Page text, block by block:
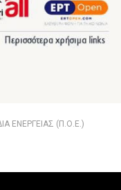
ΕΝΕΡΓΕΙΑΣ (Π.Ο.Ε.)